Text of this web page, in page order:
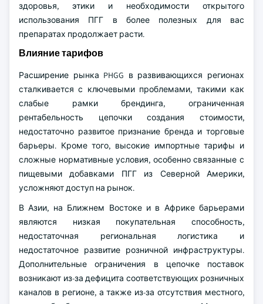
здоровья, этики и необходимости открытого
использования ПГГ в более полезных для вас
препаратах продолжает расти.
Влияние тарифов
Расширение рынка PHGG в развивающихся регионах
сталкивается с ключевыми проблемами, такими как
слабые рамки брендинга, ограниченная
рентабельность цепочки создания стоимости,
недостаточно развитое признание бренда и торговые
барьеры. Кроме того, высокие импортные тарифы и
сложные нормативные условия, особенно связанные с
пищевыми добавками ПГГ из Северной Америки,
усложняют доступ на рынок.
В Азии, на Ближнем Востоке и в Африке барьерами
являются низкая покупательная способность,
недостаточная региональная логистика и
недостаточное развитие розничной инфраструктуры.
Дополнительные ограничения в цепочке поставок
возникают из-за дефицита соответствующих розничных
каналов в регионе, а также из-за отсутствия местного,